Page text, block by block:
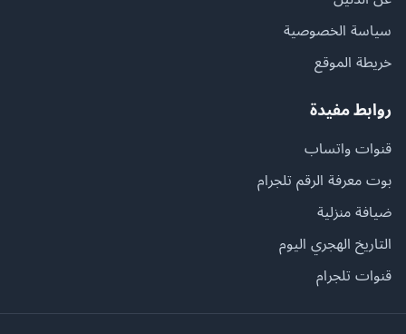
سياسة الخصوصية
خريطة الموقع
روابط مفيدة
قنوات واتساب
بوت معرفة الرقم تلجرام
ضيافة منزلية
التاريخ الهجري اليوم
قنوات تلجرام